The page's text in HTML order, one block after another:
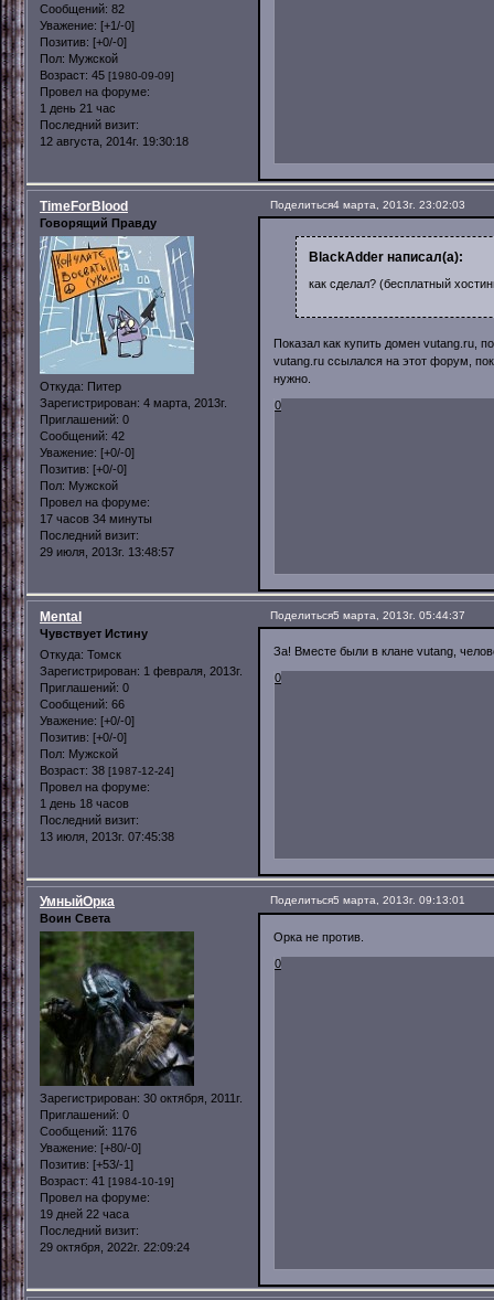
Сообщений: 82
Уважение: [+1/-0]
Позитив: [+0/-0]
Пол: Мужской
Возраст: 45 [1980-09-09]
Провел на форуме:
1 день 21 час
Последний визит:
12 августа, 2014г. 19:30:18
Поделиться4 марта, 2013г. 23:02:03
TimeForBlood
Говорящий Правду
Откуда: Питер
Зарегистрирован: 4 марта, 2013г.
Приглашений: 0
Сообщений: 42
Уважение: [+0/-0]
Позитив: [+0/-0]
Пол: Мужской
Провел на форуме:
17 часов 34 минуты
Последний визит:
29 июля, 2013г. 13:48:57
BlackAdder написал(а):
как сделал? (бесплатный
Показал как купить домен vutang.ru,
vutang.ru ссылался на этот форум,
нужно.
0
Поделиться5 марта, 2013г. 05:44:37
Mental
Чувствует Истину
Откуда: Томск
Зарегистрирован: 1 февраля, 2013г.
Приглашений: 0
Сообщений: 66
Уважение: [+0/-0]
Позитив: [+0/-0]
Пол: Мужской
Возраст: 38 [1987-12-24]
Провел на форуме:
1 день 18 часов
Последний визит:
13 июля, 2013г. 07:45:38
За! Вместе были в клане vutang,
0
Поделиться5 марта, 2013г. 09:13:01
УмныйОрка
Воин Света
Зарегистрирован: 30 октября, 2011г.
Приглашений: 0
Сообщений: 1176
Уважение: [+80/-0]
Позитив: [+53/-1]
Возраст: 41 [1984-10-19]
Провел на форуме:
19 дней 22 часа
Последний визит:
29 октября, 2022г. 22:09:24
Орка не против.
0